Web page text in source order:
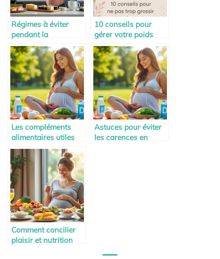
Régimes à éviter
pendant la
grossesse : ce qu’il
faut savoir
10 conseils pour
gérer votre poids
durant la grossesse
Les compléments
alimentaires utiles
pendant la maternité
Astuces pour éviter
les carences en
Comment concilier
plaisir et nutrition